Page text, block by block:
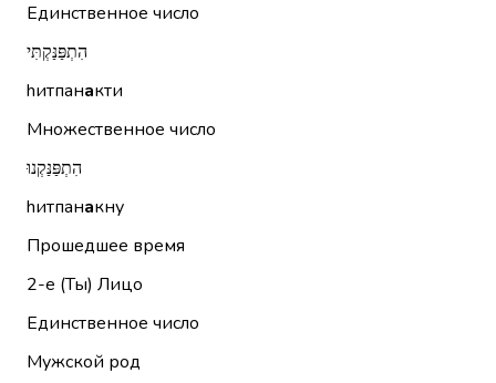
Единственное число
הִתְפַּנַּקְתִּי
hитпанакти
Множественное число
הִתְפַּנַּקְנוּ
hитпанакну
Прошедшее время
2-е (Ты) Лицо
Единственное число
Мужской род